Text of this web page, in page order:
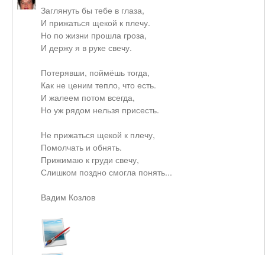
Заглянуть бы тебе в глаза,
И прижаться щекой к плечу.
Но по жизни прошла гроза,
И держу я в руке свечу.
Потерявши, поймёшь тогда,
Как не ценим тепло, что есть.
И жалеем потом всегда,
Но уж рядом нельзя присесть.
Не прижаться щекой к плечу,
Помолчать и обнять.
Прижимаю к груди свечу,
Слишком поздно смогла понять...
Вадим Козлов